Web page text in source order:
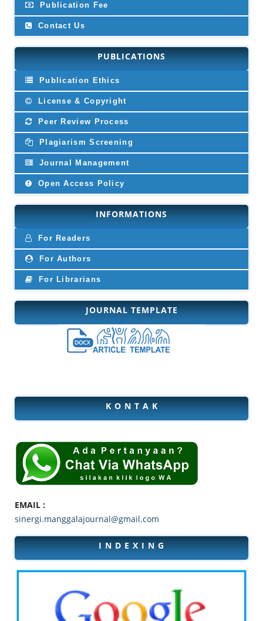
Publication Fee
Contact Us
PUBLICATIONS
Publication Ethics
License & Copyright
Peer Review Process
Plagiarism Screening
Journal Management
Open Access Policy
INFORMATIONS
For Readers
For Authors
For Librarians
JOURNAL TEMPLATE
K O N T A K
EMAIL :
sinergi.manggalajournal@gmail.com
I N D E X I N G